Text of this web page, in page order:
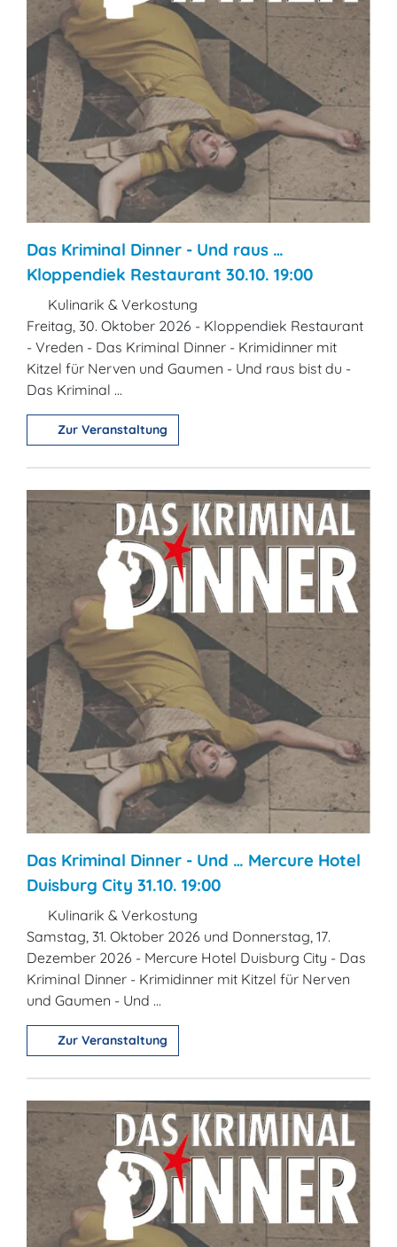
Das Kriminal Dinner - Und raus …
Kloppendiek Restaurant 30.10. 19:00
Kulinarik & Verkostung
Freitag, 30. Oktober 2026 - Kloppendiek Restaurant
- Vreden - Das Kriminal Dinner - Krimidinner mit
Kitzel für Nerven und Gaumen - Und raus bist du -
Das Kriminal ...
Zur Veranstaltung
Das Kriminal Dinner - Und … Mercure Hotel
Duisburg City 31.10. 19:00
Kulinarik & Verkostung
Samstag, 31. Oktober 2026 und Donnerstag, 17.
Dezember 2026 - Mercure Hotel Duisburg City - Das
Kriminal Dinner - Krimidinner mit Kitzel für Nerven
und Gaumen - Und ...
Zur Veranstaltung